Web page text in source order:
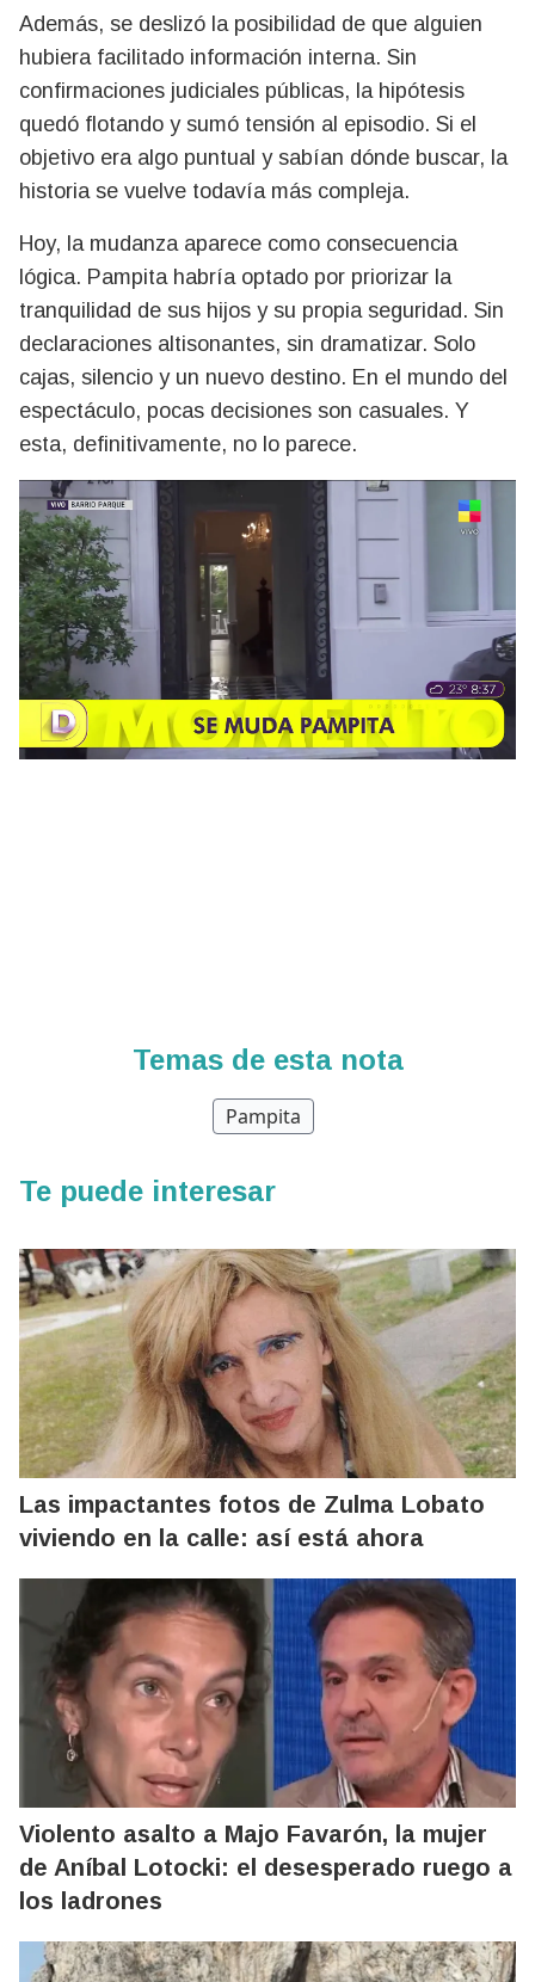
Además, se deslizó la posibilidad de que alguien
hubiera facilitado información interna. Sin
confirmaciones judiciales públicas, la hipótesis
quedó flotando y sumó tensión al episodio. Si el
objetivo era algo puntual y sabían dónde buscar, la
historia se vuelve todavía más compleja.
Hoy, la mudanza aparece como consecuencia
lógica. Pampita habría optado por priorizar la
tranquilidad de sus hijos y su propia seguridad. Sin
declaraciones altisonantes, sin dramatizar. Solo
cajas, silencio y un nuevo destino. En el mundo del
espectáculo, pocas decisiones son casuales. Y
esta, definitivamente, no lo parece.
Temas de esta nota
Pampita
Te puede interesar
Las impactantes fotos de Zulma Lobato
viviendo en la calle: así está ahora
Violento asalto a Majo Favarón, la mujer
de Aníbal Lotocki: el desesperado ruego a
los ladrones